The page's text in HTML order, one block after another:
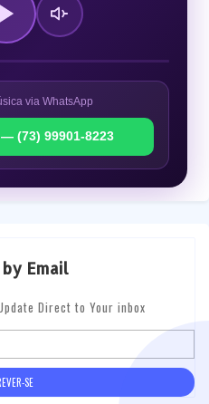
via WhatsApp
(73) 99901-8223
Email
Direct to Your inbox